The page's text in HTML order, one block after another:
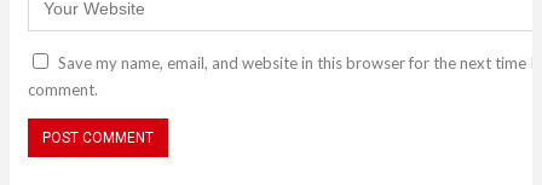
Save my name, email, and website in this browser for the next time I
comment.